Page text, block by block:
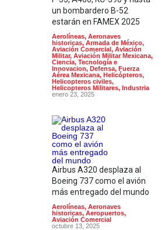
un bombardero B-52
estarán en FAMEX 2025
Aerolíneas, Aeronaves
historicas, Armada de México,
Aviación Comercial, Aviación
Militar, Aviación Militar Mexicana,
Ciencia, Tecnología e
Innovacion, Defensa, Fuerza
Aérea Mexicana, Helicópteros,
Helicopteros civiles,
Helicopteros Militares, Industria
enero 23, 2025
Airbus A320 desplaza al
Boeing 737 como el avión
más entregado del mundo
Aerolíneas, Aeronaves
historicas, Aeropuertos,
Aviación Comercial
octubre 13, 2025